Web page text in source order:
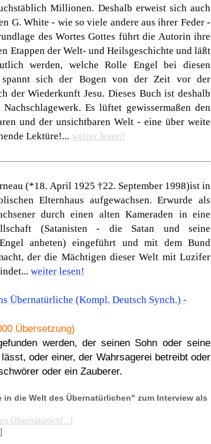
Millionen. Deshalb erweist sich auch
G. White - wie so viele andere aus ihrer Feder -
des Wortes Gottes führt die Autorin ihre
Etappen der Welt- und Heilsgeschichte und läßt
werden, welche Rolle Engel bei diesen
spannt sich der Bogen von der Zeit vor der
der Wiederkunft Jesu. Dieses Buch ist deshalb
Es lüftet gewissermaßen den
und der unsichtbaren Welt - eine über weite
Lektüre!... weiter lesen!
(*18. April 1925 †22. September 1998)ist in
Elternhaus aufgewachsen. Erwurde als
durch einen alten Kameraden in eine
(Satanisten - die Satan und seine
anbeten) eingeführt und mit dem Bund
der die Mächtigen dieser Welt mit Luzifer
weiter lesen!
Übernatürliche (Kompl. Deutsch Synch.) -
Übersetzung)
werden, der seinen Sohn oder seine
oder einer, der Wahrsagerei betreibt oder
oder ein Zauberer.
in die Welt des Übernatürlichen" zum Interview als
Übernatürlich[...]